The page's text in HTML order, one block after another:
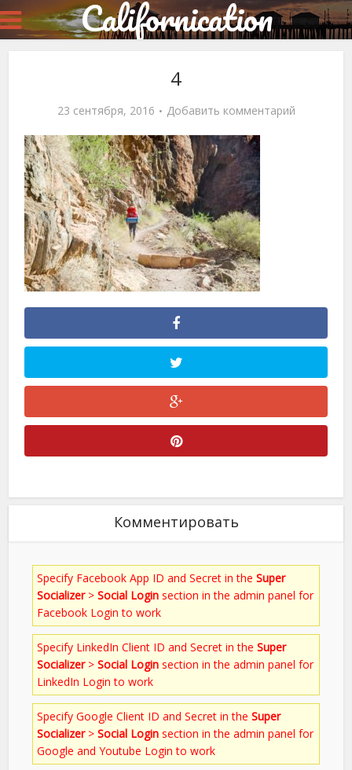
Californication
4
23 сентября, 2016 Добавить комментарий
Комментировать
Specify Facebook App ID and Secret in theSuper
Socializer>Social Login section in the admin panel for
Facebook Login to work
Specify LinkedIn Client ID and Secret in theSuper
Socializer>Social Login section in the admin panel for
LinkedIn Login to work
Specify Google Client ID and Secret in theSuper
Socializer>Social Login section in the admin panel for
Google and Youtube Login to work